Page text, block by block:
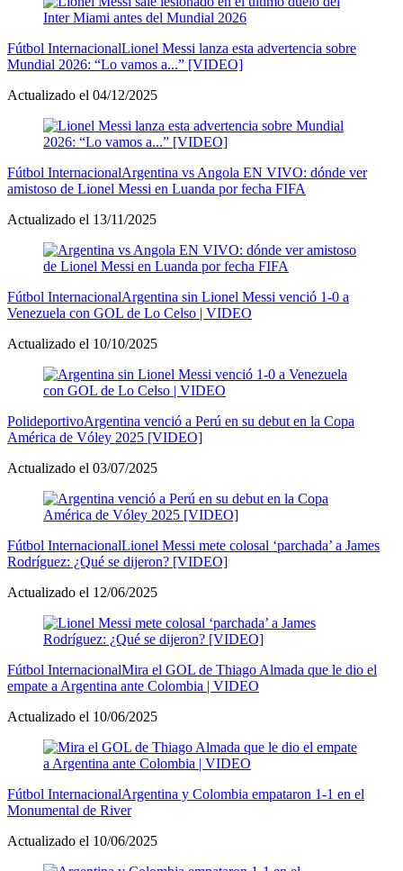
Fútbol InternacionalLionel Messi lanza esta advertencia sobre
Mundial 2026: “Lo vamos a...” [VIDEO]
Actualizado el 04/12/2025
Fútbol InternacionalArgentina vs Angola EN VIVO: dónde ver
amistoso de Lionel Messi en Luanda por fecha FIFA
Actualizado el 13/11/2025
Fútbol InternacionalArgentina sin Lionel Messi venció 1-0 a
Venezuela con GOL de Lo Celso | VIDEO
Actualizado el 10/10/2025
PolideportivoArgentina venció a Perú en su debut en la Copa
América de Vóley 2025 [VIDEO]
Actualizado el 03/07/2025
Fútbol InternacionalLionel Messi mete colosal ‘parchada’ a James
Rodríguez: ¿Qué se dijeron? [VIDEO]
Actualizado el 12/06/2025
Fútbol InternacionalMira el GOL de Thiago Almada que le dio el
empate a Argentina ante Colombia | VIDEO
Actualizado el 10/06/2025
Fútbol InternacionalArgentina y Colombia empataron 1-1 en el
Monumental de River
Actualizado el 10/06/2025